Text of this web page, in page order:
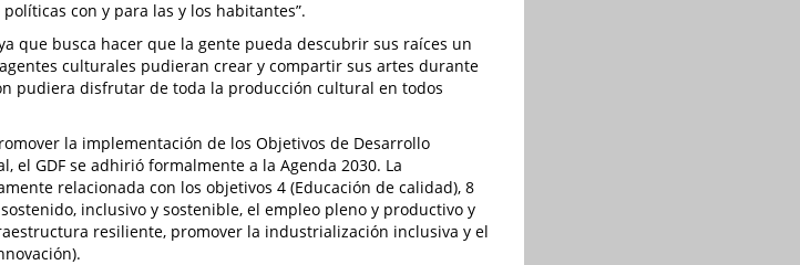
con y para las y los habitantes”.
que busca hacer que la gente pueda descubrir sus raíces un
culturales pudieran crear y compartir sus artes durante
pudiera disfrutar de toda la producción cultural en todos
la implementación de los Objetivos de Desarrollo
el GDF se adhirió formalmente a la Agenda 2030. La
relacionada con los objetivos 4 (Educación de calidad), 8
inclusivo y sostenible, el empleo pleno y productivo y
resiliente, promover la industrialización inclusiva y el